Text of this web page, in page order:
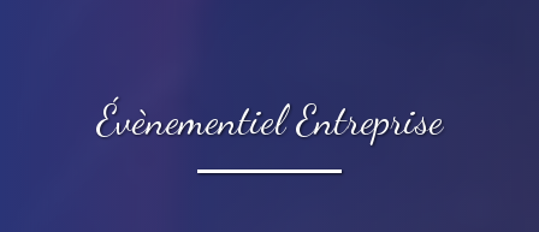
Évènementiel Entreprise